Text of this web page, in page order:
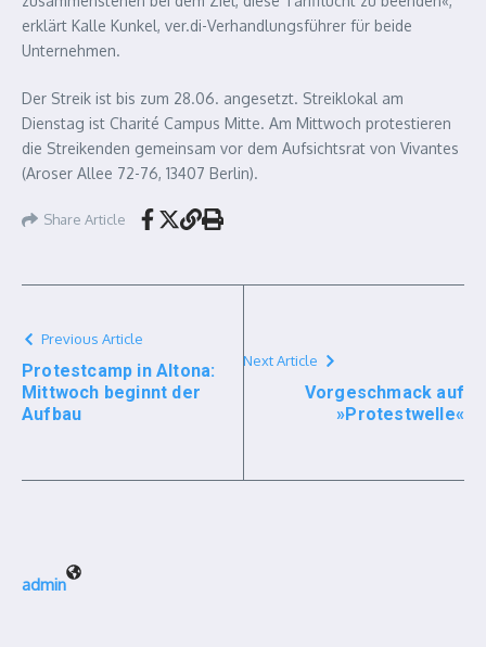
erklärt Kalle Kunkel, ver.di-Verhandlungsführer für beide
Unternehmen.
Der Streik ist bis zum 28.06. angesetzt. Streiklokal am
Dienstag ist Charité Campus Mitte. Am Mittwoch protestieren
die Streikenden gemeinsam vor dem Aufsichtsrat von Vivantes
(Aroser Allee 72-76, 13407 Berlin).
Share Article
Previous Article
Protestcamp in Altona:
Mittwoch beginnt der
Aufbau
Next Article
Vorgeschmack auf
»Protestwelle«
admin